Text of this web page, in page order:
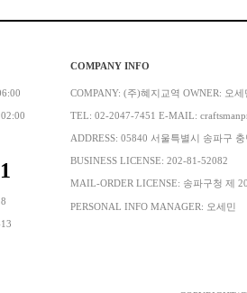
COMPANY INFO
COMPANY: (주)혜지교역 OWNER: 오세
TEL: 02-2047-7451 E-MAIL:
ADDRESS: 05840 서울특별시 송파구
BUSINESS LICENSE: 202-81-52082
MAIL-ORDER LICENSE: 송파구청 제
PERSONAL INFO MANAGER: 오세민